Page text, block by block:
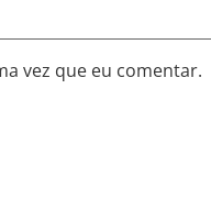
vez que eu comentar.